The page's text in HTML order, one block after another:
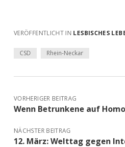
VERÖFFENTLICHT IN LESBISCHES
CSD Rhein-Neckar
VORHERIGER BEITRAG
Wenn Betrunkene auf
NÄCHSTER BEITRAG
12. März: Welttag gegen